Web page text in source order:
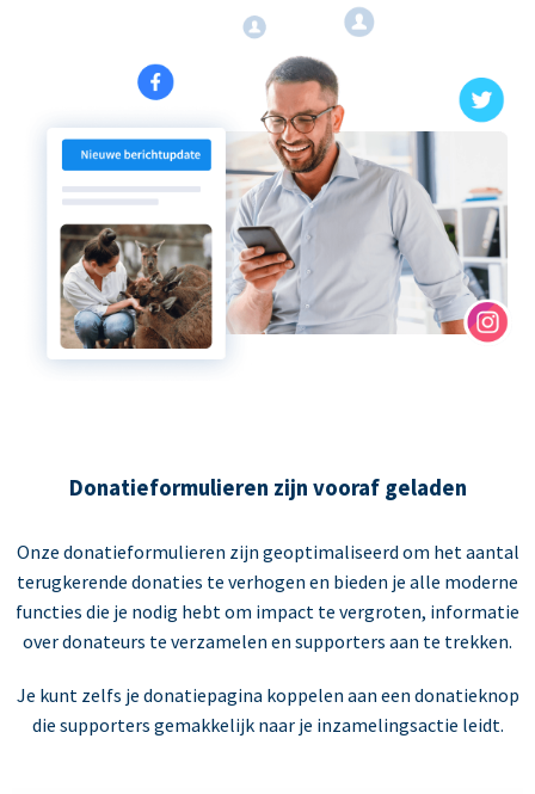
Donatieformulieren zijn vooraf geladen
Onze donatieformulieren zijn geoptimaliseerd om het aantal
terugkerende donaties te verhogen en bieden je alle moderne
functies die je nodig hebt om impact te vergroten, informatie
over donateurs te verzamelen en supporters aan te trekken.
Je kunt zelfs je donatiepagina koppelen aan een donatieknop
die supporters gemakkelijk naar je inzamelingsactie leidt.